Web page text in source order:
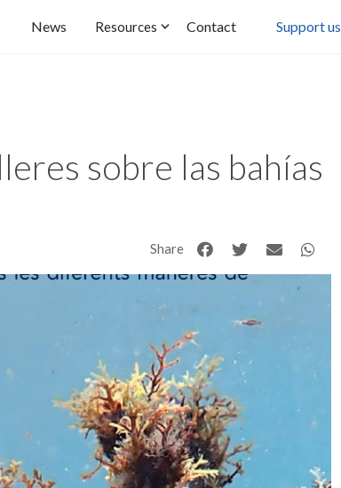
News Resources Contact Support us
sobre las bahías
Share